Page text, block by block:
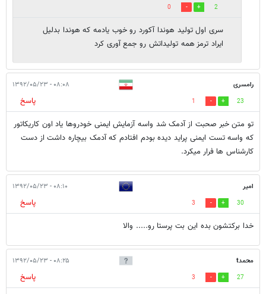
2
0
سری اول تولید هوندا آکورد رو خوب یادمه که هوندا بدلیل
ایراد ترمز همه تولیداتش رو جمع آوری کرد
رامسری ۰۸:۰۸ - ۱۳۹۲/۰۵/۲۳
23
1
پاسخ
تو متن خبر صحبت از آدمک شد واسه آزمایش ایمنی خودروها یاد اون کاریکاتور
که واسه تست ایمنی پراید دیده بودم افتادم که آدمک بیچاره داشت از دست
کارشناس ها فرار میکرد.
امیر ۰۸:۱۰ - ۱۳۹۲/۰۵/۲۳
30
3
پاسخ
خدا برکتشون بده این بت پرستا رو..... والا
محمدt ۰۸:۲۵ - ۱۳۹۲/۰۵/۲۳
27
3
پاسخ